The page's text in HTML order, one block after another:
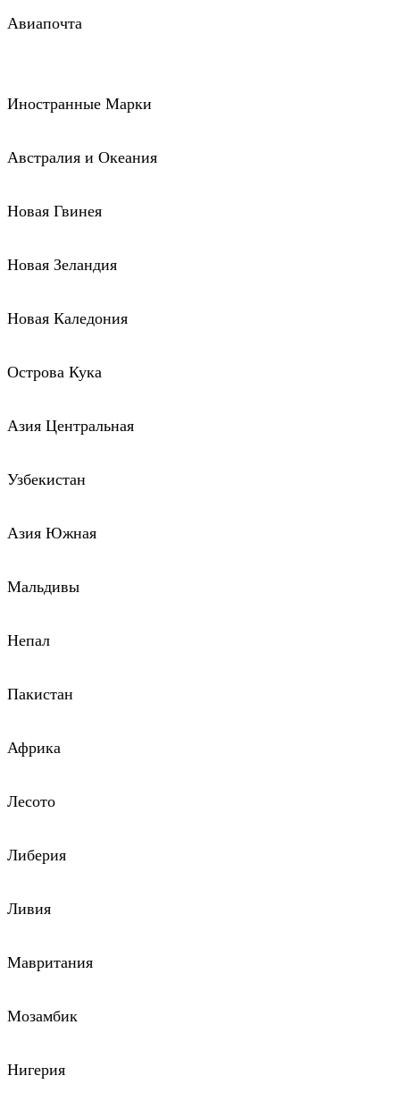
Авиапочта
Иностранные Марки
Австралия и Океания
Новая Гвинея
Новая Зеландия
Новая Каледония
Острова Кука
Азия Центральная
Узбекистан
Азия Южная
Мальдивы
Непал
Пакистан
Африка
Лесото
Либерия
Ливия
Мавритания
Мозамбик
Нигерия